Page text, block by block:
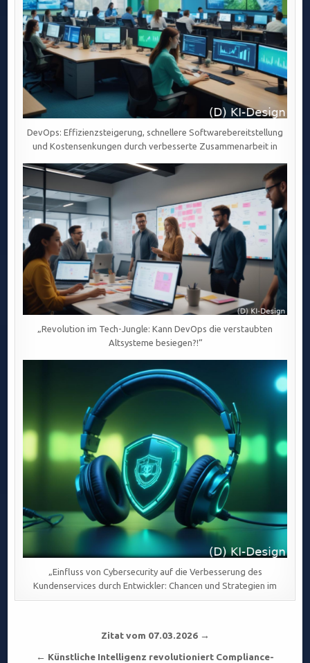
DevOps: Effizienzsteigerung, schnellere Softwarebereitstellung
und Kostensenkungen durch verbesserte Zusammenarbeit in
„Revolution im Tech-Jungle: Kann DevOps die verstaubten
Altsysteme besiegen?!“
„Einfluss von Cybersecurity auf die Verbesserung des
Kundenservices durch Entwickler: Chancen und Strategien im
Beitragsnavigation
Zitat vom 07.03.2026 →
← Künstliche Intelligenz revolutioniert Compliance-